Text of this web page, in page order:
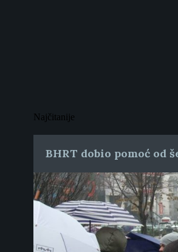
Najčitanije
BHRT dobio pomoć od